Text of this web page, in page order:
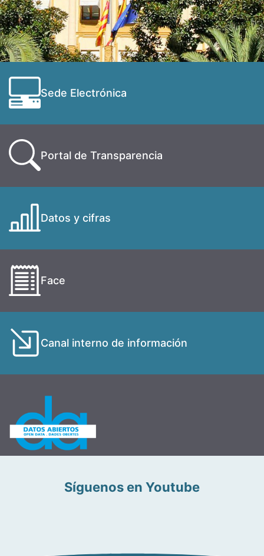
Sede Electrónica
Portal de Transparencia
Datos y cifras
Face
Canal interno de información
Síguenos en Youtube